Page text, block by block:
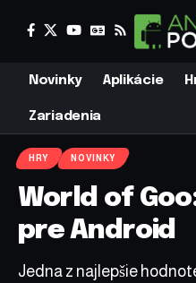
Novinky Aplikácie
Zariadenia
HRY NOVINKY
World of
pre Android
Jedna z najlepšie